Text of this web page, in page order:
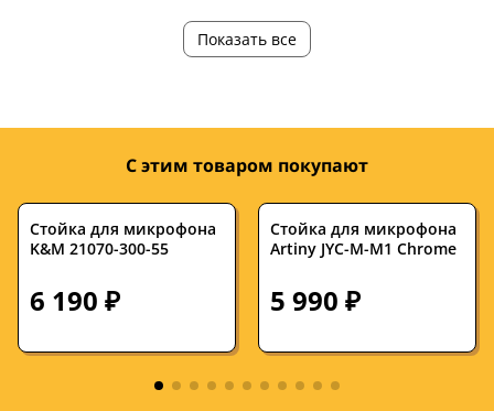
ПВХ
Разъемы
XLR (F) – jack 6.3
XLR (F) – jack
Цвет
черный —
Показать все
С этим товаром покупают
Стойка для микрофона
K&M 21070-300-55
6 190 ₽
Стойка для микрофона
Artiny JYC-M-M1 Chrome
5 990 ₽